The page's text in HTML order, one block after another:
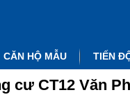
CĂN HỘ MẪU TIẾN
cư CT12 Văn